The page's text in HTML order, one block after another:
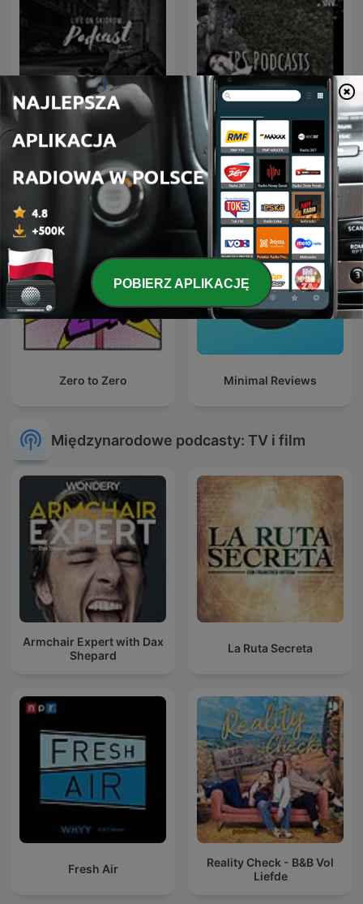
Life On Skidrow TPS Podcasts
Zero to Zero Minimal Reviews
Międzynarodowe podcasty: TV i film
Armchair Expert with Dax
Shepard
La Ruta Secreta
Fresh Air
Reality Check - B&B Vol
Liefde
POBIERZ APLIKACJĘ